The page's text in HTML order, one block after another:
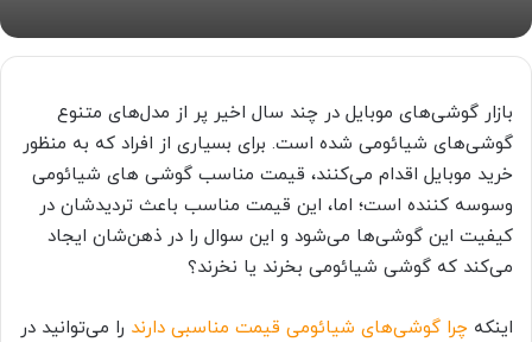
بازار گوشی‌های موبایل در چند سال اخیر پر از مدل‌های متنوع
گوشی‌های شیائومی شده است. برای بسیاری از افراد که به منظور
خرید موبایل اقدام می‌کنند، قیمت مناسب گوشی ‌های شیائومی
وسوسه کننده است؛ اما، این قیمت مناسب باعث تردیدشان در
کیفیت این گوشی‌ها می‌شود و این سوال را در ذهن‌شان ایجاد
می‌کند که گوشی شیائومی بخرند یا نخرند؟
اینکه چرا گوشی‌های شیائومی قیمت مناسبی دارند را می‌توانید در